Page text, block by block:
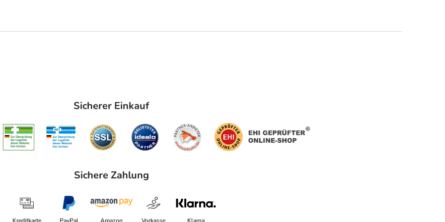
Sicherer Einkauf
Sichere Zahlung
Kreditkarte PayPal Amazon Vorkasse Klarna